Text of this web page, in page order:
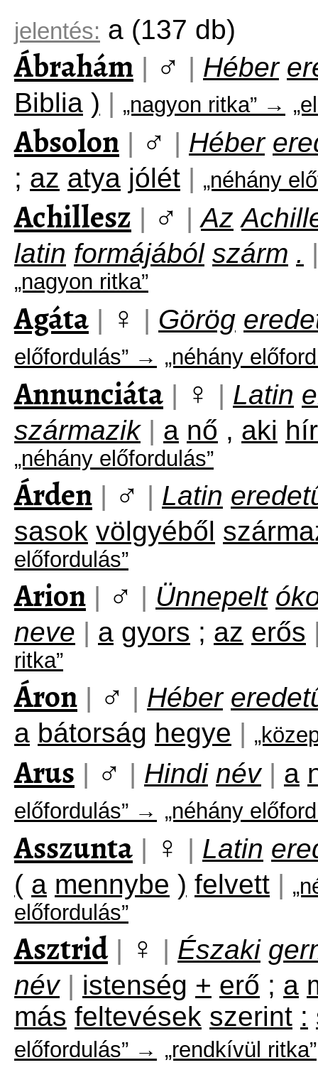
jelentés: a (137 db)
Ábrahám | ♂ | Héber
Biblia ) | „nagyon ritka” →
Absolon | ♂ | Héber
; az atya jólét | „néhány
Achillesz | ♂ | Az
latin formájából szárm . |
„nagyon ritka”
Agáta | ♀ | Görög
előfordulás” → „néhány
Annunciáta | ♀ | Latin
származik | a nő , aki
„néhány előfordulás”
Árden | ♂ | Latin
sasok völgyéből
előfordulás”
Arion | ♂ | Ünnepelt
neve | a gyors ; az erős
ritka”
Áron | ♂ | Héber
a bátorság hegye |
Arus | ♂ | Hindi név | a
előfordulás” → „néhány
Asszunta | ♀ | Latin
( a mennybe ) felvett |
előfordulás”
Asztrid | ♀ | Északi
név | istenség + erő ; a
más feltevések szerint :
előfordulás” → „rendkívül ritka”